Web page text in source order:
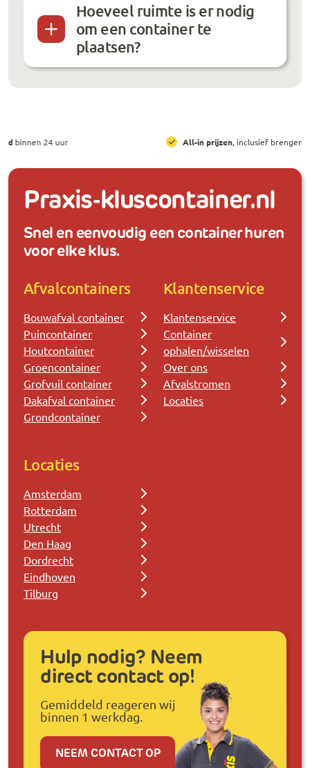
Hoeveel ruimte is er nodig
om een container te
plaatsen?
, inclusief brengen, ophalen en huur
Praxis-kluscontainer.nl
Snel en eenvoudig een container huren
voor elke klus.
Afvalcontainers
Bouwafval container
Puincontainer
Houtcontainer
Groencontainer
Grofvuil container
Dakafval container
Grondcontainer
Klantenservice
Klantenservice
Container
ophalen/wisselen
Over ons
Afvalstromen
Locaties
Locaties
Amsterdam
Rotterdam
Utrecht
Den Haag
Dordrecht
Eindhoven
Tilburg
Hulp nodig? Neem
direct contact op!
Gemiddeld reageren wij
binnen 1 werkdag.
NEEM CONTACT OP